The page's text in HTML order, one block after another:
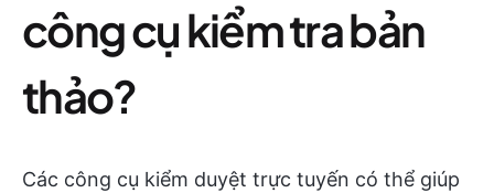
công cụ kiểm tra bản
thảo?
Các công cụ kiểm duyệt trực tuyến có thể giúp